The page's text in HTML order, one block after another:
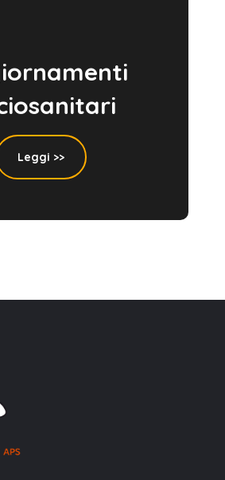
Leggi >>